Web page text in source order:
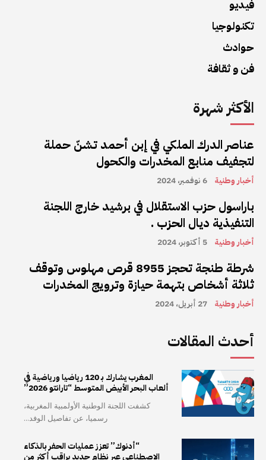
فيديو
تكنولوجيا
حوادث
فن و ثقافة
الأكثر شهرة
عناصر الدرك الملكي في إبن أحمد تشنّ حملة
لتجفيف منابع المخدرات والكحول
أخبار وطنية 6 نوفمبر، 2024
باراسول حزب الاستقلال في برشيد خارج اللجنة
التنفيذية ديال الحزب .
أخبار وطنية 5 أكتوبر، 2024
شرطة طنجة تحجز 8955 قرص مهلوس وتوقف
ثلاثة أشخاص بتهمة حيازة وترويج المخدرات
أخبار وطنية 27 أبريل، 2024
أحدث المقالات
المغرب يشارك بـ 120 رياضيا ورياضية في
ألعاب البحر الأبيض المتوسط “تارانتو 2026”
كشفت اللجنة الوطنية الأولمبية المغربية،
رسميا، عن تفاصيل الوفد...
“أدنوك” تعزز عمليات الحفر بالذكاء
الاصطناعي عبر نظام جديد يراقب أكثر من